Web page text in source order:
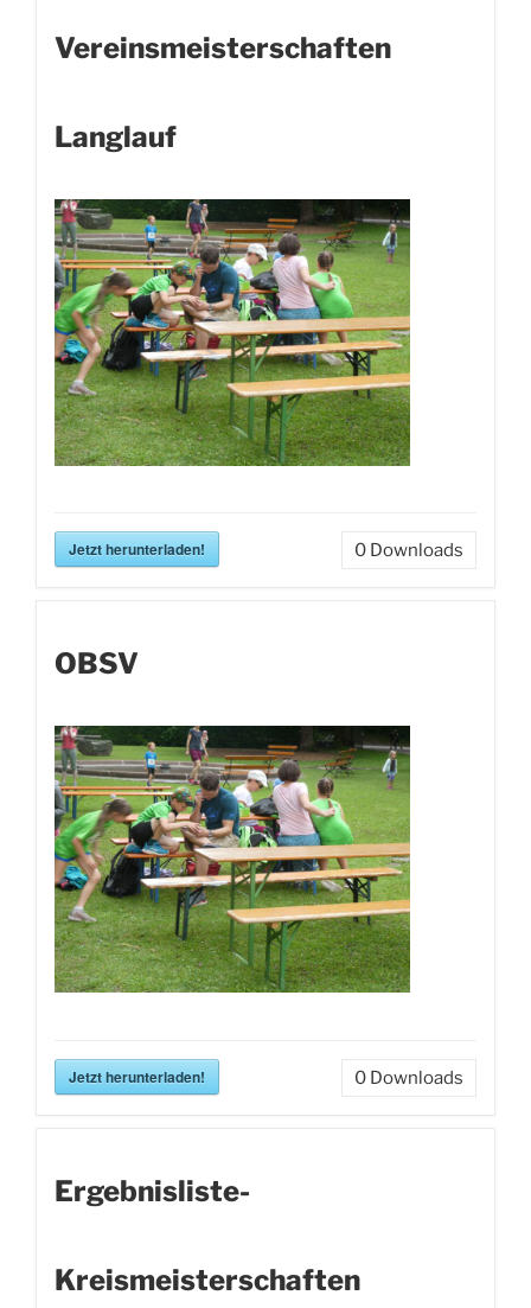
Vereinsmeisterschaften
Langlauf
Jetzt herunterladen! 0 Downloads
OBSV
Jetzt herunterladen! 0 Downloads
Ergebnisliste-
Kreismeisterschaften